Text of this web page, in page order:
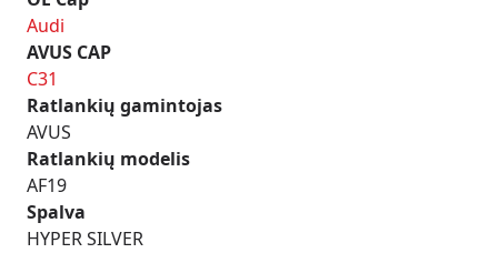
Audi
AVUS CAP
C31
Ratlankių gamintojas
AVUS
Ratlankių modelis
AF19
Spalva
HYPER SILVER